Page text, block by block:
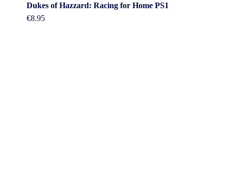
Dukes of Hazzard: Racing for Home PS1
€8.95